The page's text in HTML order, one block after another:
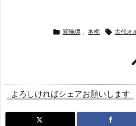
 冒険譚 , 本棚  古代オ
よろしければシェアお願いします